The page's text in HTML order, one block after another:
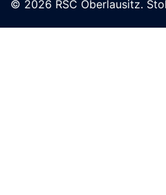
© 2026 RSC Oberlausitz.